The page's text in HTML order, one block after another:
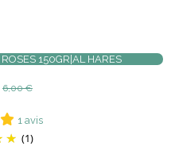
150GR|AL HARES
6,00€
1 avis
(1)